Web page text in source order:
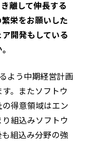
離して伸長する
栄をお願いした
開発もしている
よう中期経営計画
。またソフトウ
得意領域はエン
組込みソフトウ
組込み分野の強